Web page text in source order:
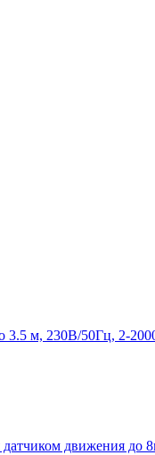
3.5 м, 230В/50Гц, 2-
движения до